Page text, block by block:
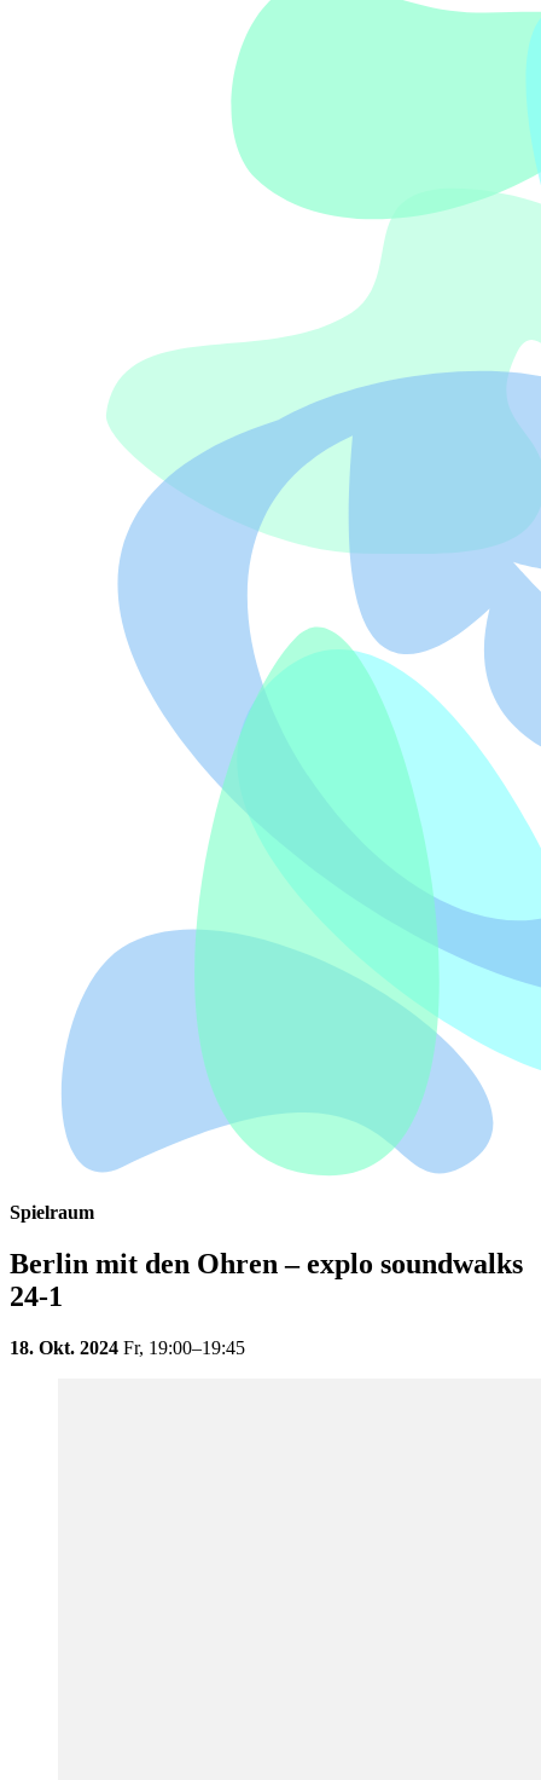
Spielraum
Berlin mit den Ohren – explo soundwalks
24-1
18. Okt. 2024 Fr, 19:00–19:45